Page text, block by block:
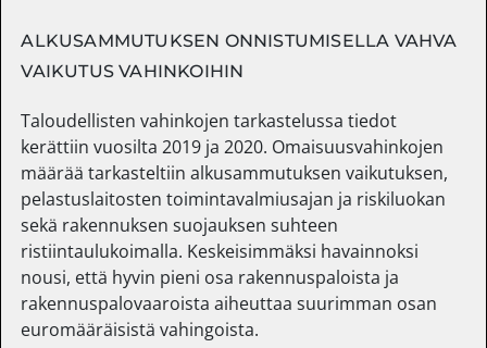
ALKUSAMMUTUKSEN ONNISTUMISELLA VAHVA
VAIKUTUS VAHINKOIHIN
Taloudellisten vahinkojen tarkastelussa tiedot
kerättiin vuosilta 2019 ja 2020. Omaisuusvahinkojen
määrää tarkasteltiin alkusammutuksen vaikutuksen,
pelastuslaitosten toimintavalmiusajan ja riskiluokan
sekä rakennuksen suojauksen suhteen
ristiintaulukoimalla. Keskeisimmäksi havainnoksi
nousi, että hyvin pieni osa rakennuspaloista ja
rakennuspalovaaroista aiheuttaa suurimman osan
euromääräisistä vahingoista.